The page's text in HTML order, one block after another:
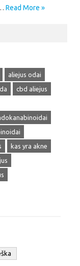
Read More »
aliejus odai
cbd aliejus
kas yra akne